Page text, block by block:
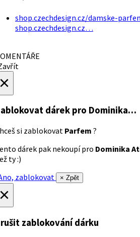
shop.czechdesign.cz/damske-
shop.czechdesign.cz…
dárek pro Dominika…
si zablokovat Parfem ?
dárek pak nekoupí pro Dominika
ty :)
zablokovat
× Zpět
zablokování dárku